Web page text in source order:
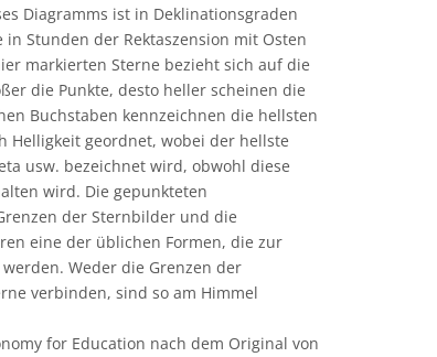
Diagramms ist in Deklinationsgraden
Stunden der Rektaszension mit Osten
markierten Sterne bezieht sich auf die
die Punkte, desto heller scheinen die
Buchstaben kennzeichnen die hellsten
Helligkeit geordnet, wobei der hellste
usw. bezeichnet wird, obwohl diese
wird. Die gepunkteten
der Sternbilder und die
eine der üblichen Formen, die zur
Weder die Grenzen der
verbinden, sind so am Himmel
for Education nach dem Original von